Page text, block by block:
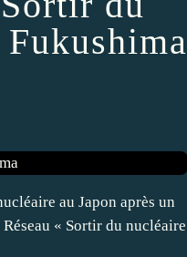
au Japon après un
« Sortir du nucléaire